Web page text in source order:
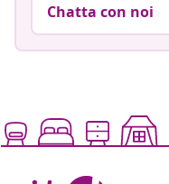
Chatta con noi